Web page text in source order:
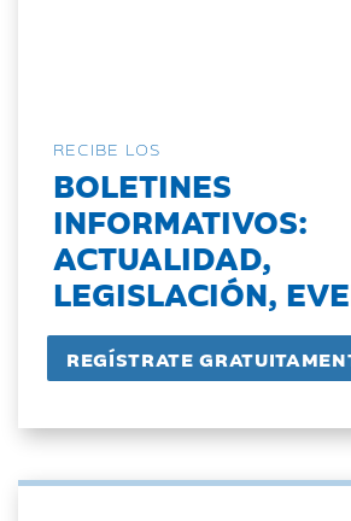
RECIBE LOS
BOLETINES
INFORMATIVOS:
ACTUALIDAD,
LEGISLACIÓN,